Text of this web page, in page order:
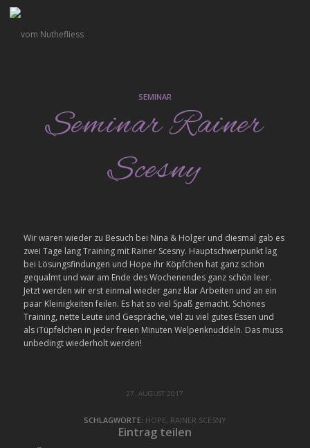
SEMINAR
Seminar Rainer
Scesny
Wir waren wieder zu Besuch bei Nina & Holger und diesmal gab es
zwei Tage lang Training mit Rainer Scesny. Hauptschwerpunkt lag
bei Lösungsfindungen und Hope ihr Köpfchen hat ganz schön
gequalmt und war am Ende des Wochenendes ganz schön leer.
Jetzt werden wir erst einmal wieder ganz klar Arbeiten und an ein
paar Kleinigkeiten feilen. Es hat so viel Spaß gemacht. Schönes
Training, nette Leute und Gespräche, viel zu viel gutes Essen und
als iTüpfelchen in jeder freien Minuten Welpenknuddeln. Das muss
unbedingt wiederholt werden!
27. AUGUST 2017
SCHLAGWORTE: HOPE, RAINER SCESNY
Eintrag teilen